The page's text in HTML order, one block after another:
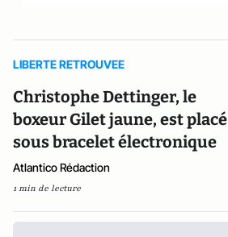
LIBERTE RETROUVEE
Christophe Dettinger, le
boxeur Gilet jaune, est placé
sous bracelet électronique
Atlantico Rédaction
1 min de lecture